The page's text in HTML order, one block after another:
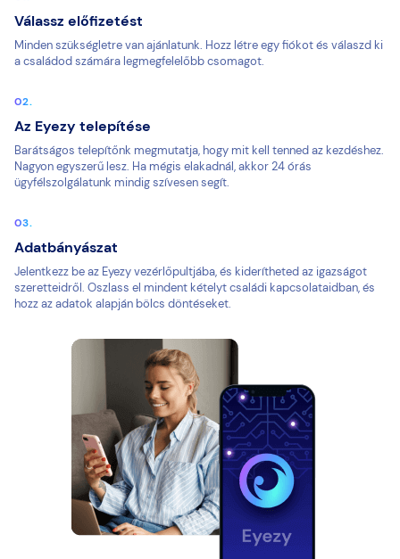
Válassz előfizetést
Minden szükségletre van ajánlatunk. Hozz létre egy fiókot és válaszd ki
a családod számára legmegfelelőbb csomagot.
Az Eyezy telepítése
Barátságos telepítőnk megmutatja, hogy mit kell tenned az kezdéshez.
Nagyon egyszerű lesz. Ha mégis elakadnál, akkor 24 órás
ügyfélszolgálatunk mindig szívesen segít.
Adatbányászat
Jelentkezz be az Eyezy vezérlőpultjába, és kiderítheted az igazságot
szeretteidről. Oszlass el mindent kételyt családi kapcsolataidban, és
hozz az adatok alapján bölcs döntéseket.